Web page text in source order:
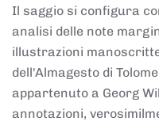
Il saggio si configura
analisi delle note
illustrazioni
dell'Almagesto di
appartenuto a Georg
annotazioni,